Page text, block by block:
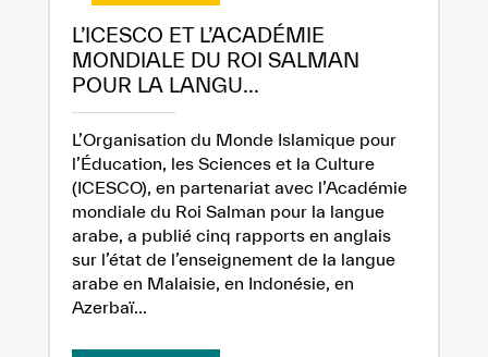
Extremely
Extremely
L’ICESCO ET L’ACADÉMIE
MONDIALE DU ROI SALMAN
POUR LA LANGU...
L’Organisation du Monde Islamique pour
l’Éducation, les Sciences et la Culture
(ICESCO), en partenariat avec l’Académie
mondiale du Roi Salman pour la langue
arabe, a publié cinq rapports en anglais
sur l’état de l’enseignement de la langue
arabe en Malaisie, en Indonésie, en
Azerbaï...